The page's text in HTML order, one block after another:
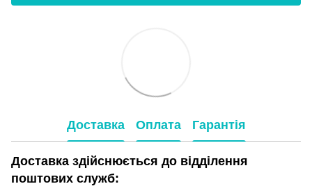
Доставка Оплата Гарантія
Доставка здійснюється до відділення
поштових служб: